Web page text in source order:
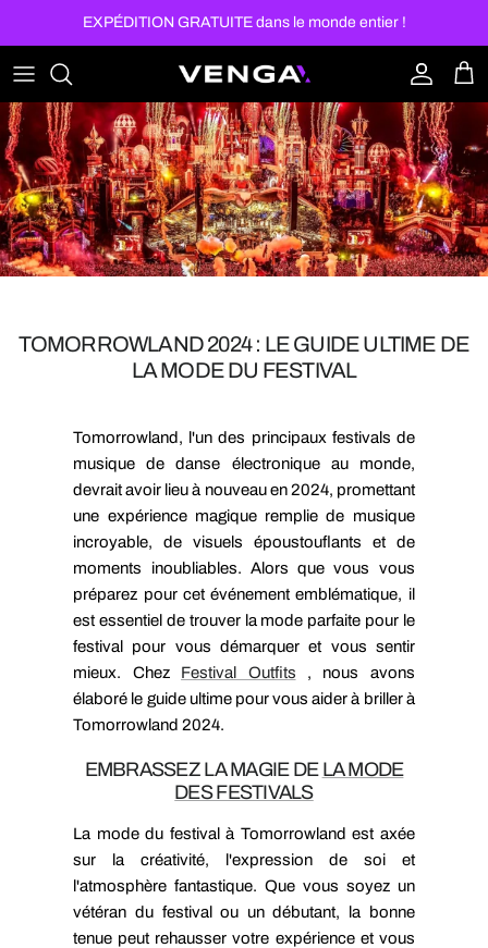
EXPÉDITION GRATUITE dans le monde entier !
Compte
TOMORROWLAND 2024 : LE GUIDE ULTIME DE
LA MODE DU FESTIVAL
Tomorrowland, l'un des principaux festivals de
musique de danse électronique au monde,
devrait avoir lieu à nouveau en 2024, promettant
une expérience magique remplie de musique
incroyable, de visuels époustouflants et de
moments inoubliables. Alors que vous vous
préparez pour cet événement emblématique, il
est essentiel de trouver la mode parfaite pour le
festival pour vous démarquer et vous sentir
mieux. Chez Festival Outfits , nous avons
élaboré le guide ultime pour vous aider à briller à
Tomorrowland 2024.
EMBRASSEZ LA MAGIE DE LA MODE
DES FESTIVALS
La mode du festival à Tomorrowland est axée
sur la créativité, l'expression de soi et
l'atmosphère fantastique. Que vous soyez un
vétéran du festival ou un débutant, la bonne
tenue peut rehausser votre expérience et vous